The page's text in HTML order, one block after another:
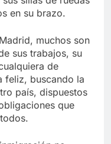
en su brazo.
muchos son
sus trabajos, su
de
feliz, buscando la
país, dispuestos
que